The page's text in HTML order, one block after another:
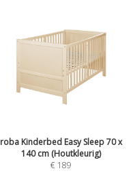
roba Kinderbed Easy Sleep 70 x
140 cm (Houtkleurig)
€ 189